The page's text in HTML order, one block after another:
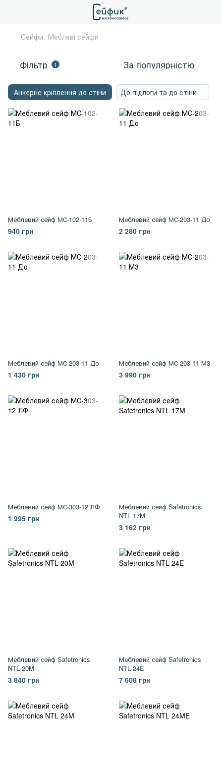
Cейфи Меблеві сейфи
Фільтр 1 За популярністю
Анкерне кріплення до стіни До підлоги та до стіни
Меблевий сейф МС-102-11Б
940 грн
Меблевий сейф МС-203-11 До
2 280 грн
Меблевий сейф МС-203-11 До
1 430 грн
Меблевий сейф МС-203-11 М3
3 990 грн
Меблевий сейф МС-303-12 ЛФ
1 995 грн
Меблевий сейф Safetronics
NTL 17M
3 162 грн
Меблевий сейф Safetronics
NTL 20M
3 840 грн
Меблевий сейф Safetronics
NTL 24E
7 608 грн